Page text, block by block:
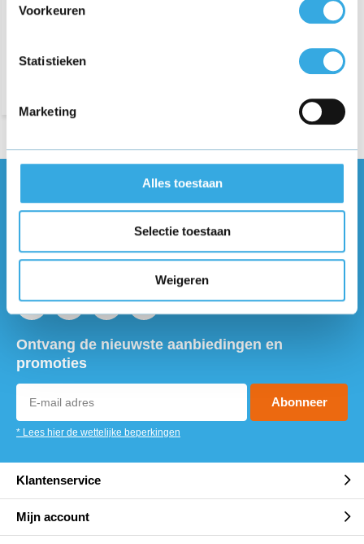
Voorkeuren
Statistieken
Marketing
Alles toestaan
Selectie toestaan
Weigeren
€ 24,95
Vragen of meer informatie?
klantenservice staat voor je klaar :)
Ontvang de nieuwste aanbiedingen en
promoties
Abonneer
* Lees hier de wettelijke beperkingen
Klantenservice
Mijn account